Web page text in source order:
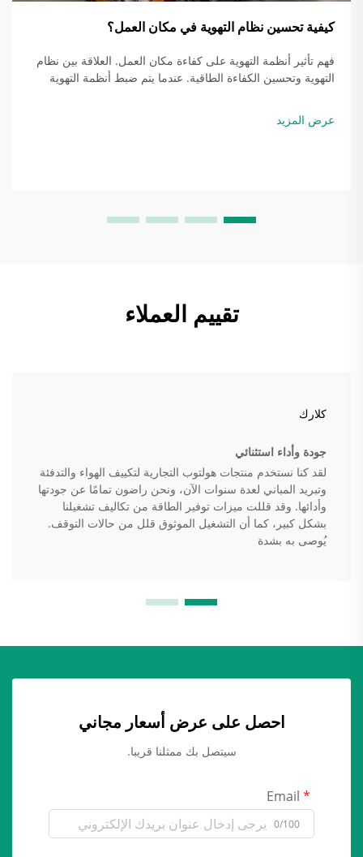
كيفية تحسين نظام التهوية في مكان العمل؟
فهم تأثير أنظمة التهوية على كفاءة مكان العمل. العلاقة بين نظام
التهوية وتحسين الكفاءة الطاقية. عندما يتم ضبط أنظمة التهوية
عرض المزيد
تقييم العملاء
كلارك
جودة وأداء استثنائي
لقد كنا نستخدم منتجات هولتوب التجارية لتكييف الهواء والتدفئة
وتبريد المباني لعدة سنوات الآن، ونحن راضون تمامًا عن جودتها
وأدائها. وقد قللت ميزات توفير الطاقة من تكاليف تشغيلنا
بشكل كبير، كما أن التشغيل الموثوق قلل من حالات التوقف.
يُوصى به بشدة
احصل على عرض أسعار مجاني
سيتصل بك ممثلنا قريبا.
0/100